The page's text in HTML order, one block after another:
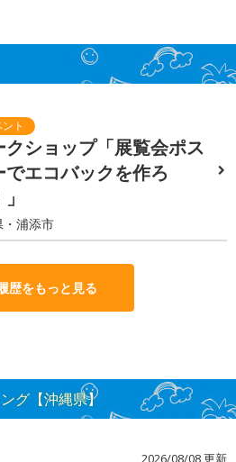
クショップ「展覧会ポス
でエコバックを作ろ
・浦添市
歴をもっと見る
グ【沖縄県】
2026/08/08 更新